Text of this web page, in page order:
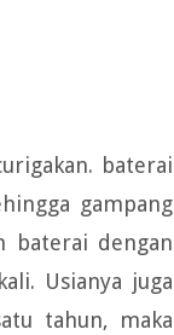
baterai
gampang
baterai dengan
Usianya juga
tahun, maka